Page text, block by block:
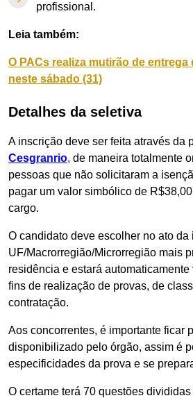
profissional.
Leia também:
O PACs realiza mutirão de entrega
neste sábado (31)
Detalhes da seletiva
A inscrição deve ser feita através da
Cesgranrio, de maneira totalmente
pessoas que não solicitaram a
pagar um valor simbólico de
cargo.
O candidato deve escolher no ato da
UF/Macrorregião/Microrregião mais
residência e estará
fins de realização de provas, de
contratação.
Aos concorrentes, é importante ficar
disponibilizado pelo órgão, assim é
especificidades da prova e se
O certame terá 70 questões